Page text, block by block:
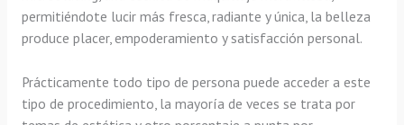
permitiéndote lucir más fresca, radiante y única, la belleza
produce placer, empoderamiento y satisfacción personal.
Prácticamente todo tipo de persona puede acceder a este
tipo de procedimiento, la mayoría de veces se trata por